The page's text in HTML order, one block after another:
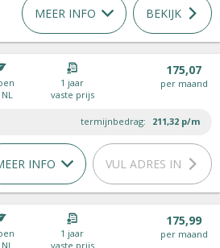
MEER INFO BEKIJK
1 jaar
vaste prijs
175,07
per maand
termijnbedrag: 211,32 p/m
INFO VUL ADRES IN
1 jaar
vaste prijs
175,99
per maand